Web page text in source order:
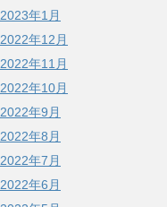
2023年1月
2022年12月
2022年11月
2022年10月
2022年9月
2022年8月
2022年7月
2022年6月